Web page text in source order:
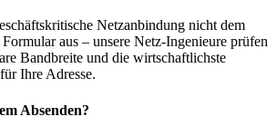
Netzanbindung nicht dem
aus – unsere Netz-Ingenieure prüfen
Bandbreite und die wirtschaftlichste
Ihre Adresse.
Absenden?